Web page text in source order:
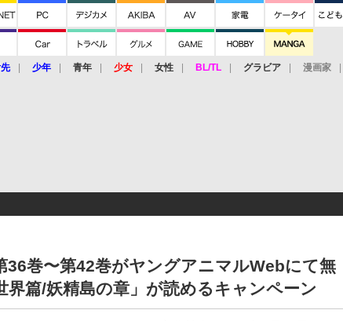
少年 青年 少女 女性 BL/TL グラビア 漫画家
36巻〜第42巻がヤングアニマルWebにて無
界篇/妖精島の章」が読めるキャンペーン